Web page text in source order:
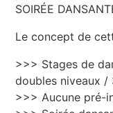
SOIRÉE
Le concept de
>>> Stages de
doubles niveaux /
>>> Aucune pré-